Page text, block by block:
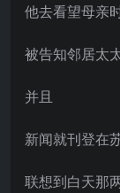
他去看望母亲
被告知邻居太
并且
新闻就刊登在
联想到白天那